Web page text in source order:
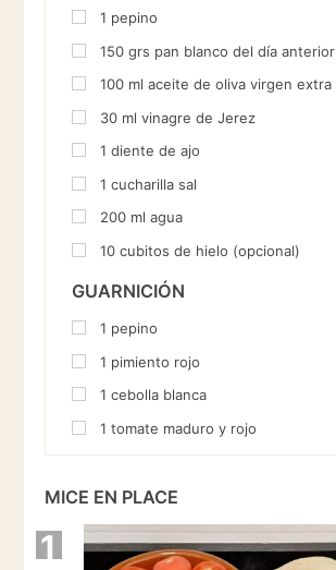
1 pepino
150 grs pan blanco del día anterior
100 ml aceite de oliva virgen extra
30 ml vinagre de Jerez
1 diente de ajo
1 cucharilla sal
200 ml agua
10 cubitos de hielo (opcional)
GUARNICIÓN
1 pepino
1 pimiento rojo
1 cebolla blanca
1 tomate maduro y rojo
MICE EN PLACE
1